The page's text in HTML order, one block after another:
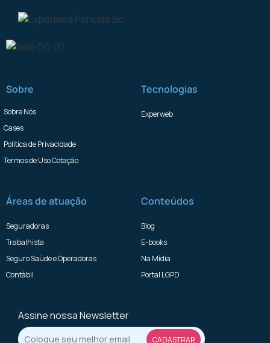
Sobre
Sobre Nós
Cases
Politica de Privacidade
Termos de Uso Cotação
Tecnologias
Experweb
Áreas de atuação
Seguradoras
Trabalhista
Seguro Saúde e Operadoras
Contábil
Conteúdos
Blog
E-books
Na Mídia
Portal LGPD
Assine nossa Newsletter